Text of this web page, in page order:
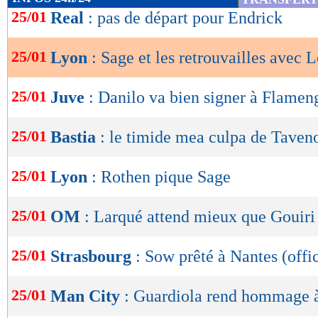
de
OK
25/01 Real : pas de départ pour Endrick
25/01 Lyon : Sage et les retrouvailles avec
25/01 Juve : Danilo va bien signer à
25/01 Bastia : le timide mea culpa de
25/01 Lyon : Rothen pique Sage
25/01 OM : Larqué attend mieux que Gouiri
25/01 Strasbourg : Sow prêté à Nantes
25/01 Man City : Guardiola rend hommage